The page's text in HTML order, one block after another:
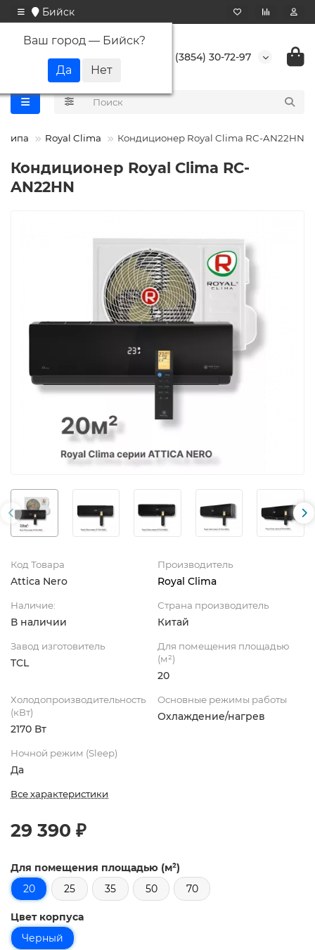
Бийск
Ваш город — Бийск?
+7 (3854) 30-72-97
типа Royal Clima Кондиционер Royal Clima RC-AN22HN
Кондиционер Royal Clima RC-
AN22HN
Код Товара
Attica Nero
Производитель
Royal Clima
Наличие:
В наличии
Страна производитель
Китай
Завод изготовитель
TCL
Для помещения площадью
(м²)
20
Холодопроизводительность
(кВт)
2170 Вт
Основные режимы работы
Охлаждение/нагрев
Ночной режим (Sleep)
Да
Все характеристики
29 390 ₽
Для помещения площадью (м²)
20
25 35 50 70
Цвет корпуса
Черный